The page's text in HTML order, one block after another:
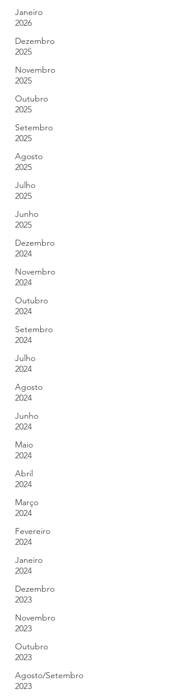
Janeiro
2026
Dezembro
2025
Novembro
2025
Outubro
2025
Setembro
2025
Agosto
2025
Julho
2025
Junho
2025
Dezembro
2024
Novembro
2024
Outubro
2024
Setembro
2024
Julho
2024
Agosto
2024
Junho
2024
Maio
2024
Abril
2024
Março
2024
Fevereiro
2024
Janeiro
2024
Dezembro
2023
Novembro
2023
Outubro
2023
Agosto/Setembro
2023